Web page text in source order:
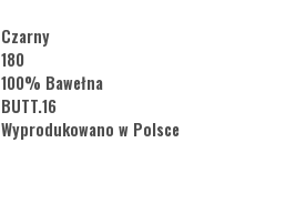
Czarny
180
100% Bawełna
BUTT.16
Wyprodukowano w Polsce